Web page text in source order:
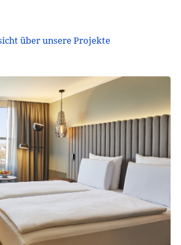
über unsere Projekte